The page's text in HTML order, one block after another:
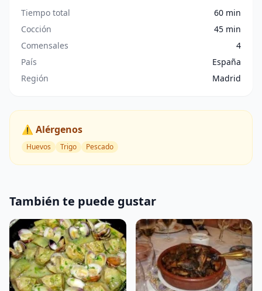
Tiempo total
60 min
Cocción
45 min
Comensales
4
País
España
Región
Madrid
⚠️ Alérgenos
Huevos Trigo Pescado
También te puede gustar